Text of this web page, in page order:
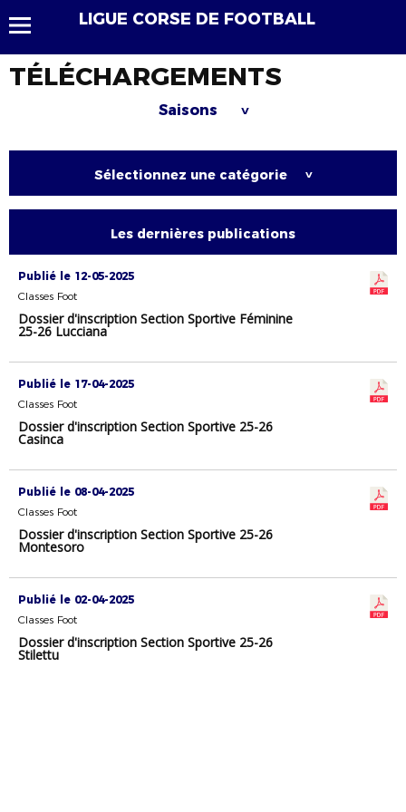
LIGUE CORSE DE FOOTBALL
TÉLÉCHARGEMENTS
Saisons >
Sélectionnez une catégorie >
Les dernières publications
Publié le 12-05-2025
Classes Foot
Dossier d'inscription Section Sportive Féminine
25-26 Lucciana
Publié le 17-04-2025
Classes Foot
Dossier d'inscription Section Sportive 25-26
Casinca
Publié le 08-04-2025
Classes Foot
Dossier d'inscription Section Sportive 25-26
Montesoro
Publié le 02-04-2025
Classes Foot
Dossier d'inscription Section Sportive 25-26
Stilettu